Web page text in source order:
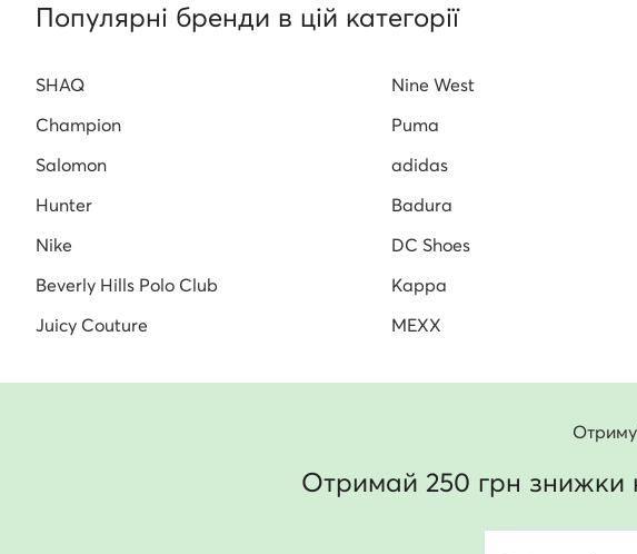
Популярні бренди в цій категорії
SHAQ Nine West
Champion
Puma
Salomon
adidas
Hunter
Badura
Nike
DC Shoes
Beverly Hills Polo Club
Kappa
Juicy Couture
MEXX
Отримай 250 грн знижки